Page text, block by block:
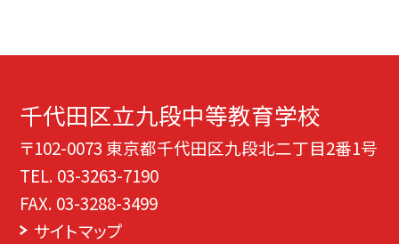
千代田区立九段中等教育学校
〒102-0073 東京都千代田区九段北二丁目2番1号
TEL. 03-3263-7190
FAX. 03-3288-3499
サイトマップ